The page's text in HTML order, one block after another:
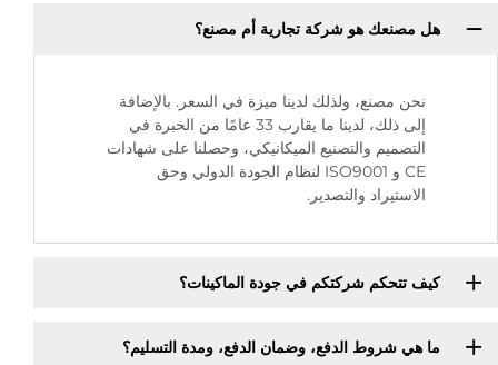
هل مصنعك هو شركة تجارية أم مصنع؟
نحن مصنع، ولذلك لدينا ميزة في السعر. بالإضافة
إلى ذلك، لدينا ما يقارب 33 عامًا من الخبرة في
التصميم والتصنيع الميكانيكي، وحصلنا على شهادات
CE و ISO9001 لنظام الجودة الدولي وحق
الاستيراد والتصدير.
كيف تتحكم شركتكم في جودة الماكينات؟
ما هي شروط الدفع، وضمان الدفع، ومدة التسليم؟